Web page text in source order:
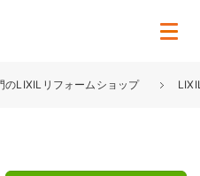
のLIXILリフォームショップ